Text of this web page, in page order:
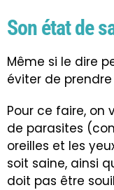
Son état de
Même si le dire
éviter de
Pour ce faire, on
de parasites
oreilles et les
soit saine, ainsi
doit pas être